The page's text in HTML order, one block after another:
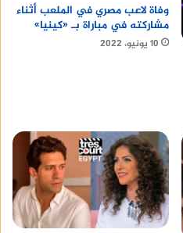
وفاة لاعب مصري في الملعب أثناء
مشاركته في مباراة بـ «كينيا»
10 يونيو، 2022